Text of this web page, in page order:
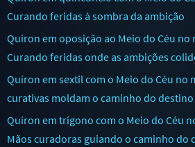
Curando feridas à sombra da ambição
Quíron em oposição ao Meio do Céu no
Curando feridas onde as ambições
Quíron em sextil com o Meio do Céu no
curativas moldam o caminho do destino
Quíron em trígono com o Meio do Céu
Mãos curadoras guiando o caminho do